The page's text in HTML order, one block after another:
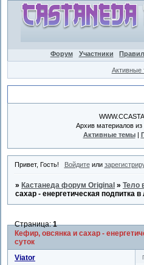
Форум Участники
Активные
Архив материалов
Активные темы|
Привет, Гость! Войдитеили
» Кастанеда форум Original »Тело
сахар - енергетическая подпитка
Кефир, овсянка и сахар -
суток
Страница:1
Viator